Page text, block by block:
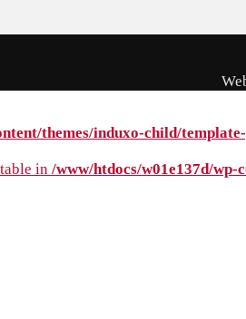
themes/induxo-child/
in /www/htdocs/w01e137d/